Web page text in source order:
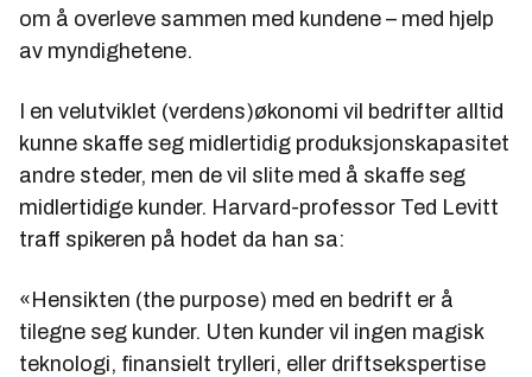
om å overleve sammen med kundene – med hjelp
av myndighetene.
I en velutviklet (verdens)økonomi vil bedrifter alltid
kunne skaffe seg midlertidig produksjonskapasitet
andre steder, men de vil slite med å skaffe seg
midlertidige kunder. Harvard-professor Ted Levitt
traff spikeren på hodet da han sa:
«Hensikten (the purpose) med en bedrift er å
tilegne seg kunder. Uten kunder vil ingen magisk
teknologi, finansielt trylleri, eller driftsekspertise